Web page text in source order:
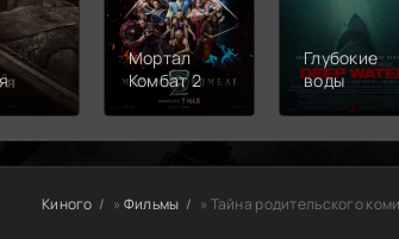
Мортал
Комбат 2
Глубокие
воды
Киного » Фильмы » Тайна родительского